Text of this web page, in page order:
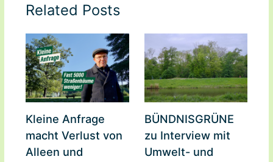
Related Posts
Kleine Anfrage
macht Verlust von
Alleen und
BÜNDNISGRÜNE
zu Interview mit
Umwelt- und